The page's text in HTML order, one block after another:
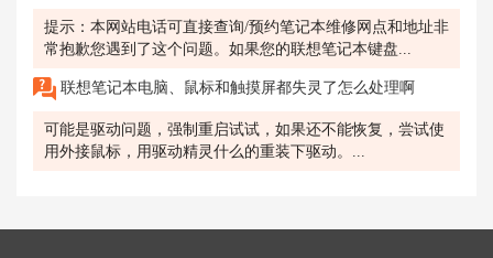
提示：本网站电话可直接查询/预约笔记本维修网点和地址非
常抱歉您遇到了这个问题。如果您的联想笔记本键盘...
联想笔记本电脑、鼠标和触摸屏都失灵了怎么处理啊
可能是驱动问题，强制重启试试，如果还不能恢复，尝试使
用外接鼠标，用驱动精灵什么的重装下驱动。...